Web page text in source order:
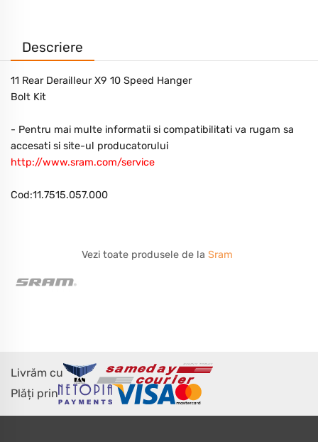
Descriere
11 Rear Derailleur X9 10 Speed Hanger
Bolt Kit
- Pentru mai multe informatii si compatibilitati va rugam sa
accesati si site-ul producatorului
http://www.sram.com/service
Cod:11.7515.057.000
Vezi toate produsele de la Sram
Livrăm cu
Plăți prin